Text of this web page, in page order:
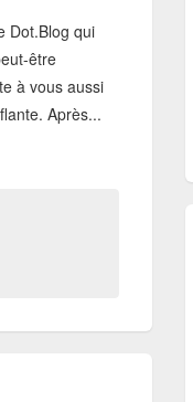
Dot.Blog qui
être
à vous aussi
Après...